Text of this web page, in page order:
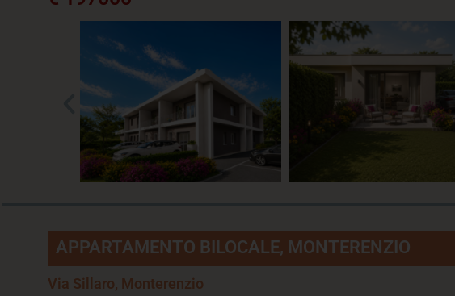
APPARTAMENTO BILOCALE, MONTERENZIO
Via Sillaro, Monterenzio